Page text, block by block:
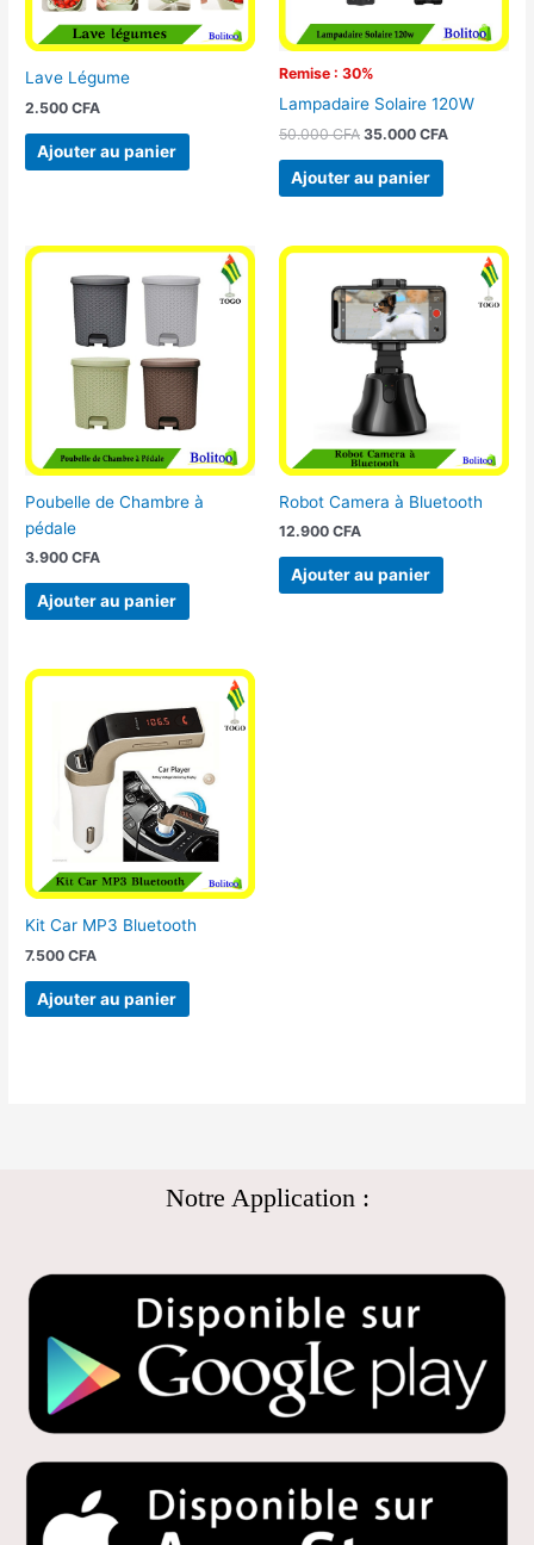
Lave Légume
2.500CFA
Ajouter au panier
Remise : 30%
Lampadaire Solaire 120W
50.000CFA 35.000 CFA
Ajouter au panier
Poubelle de Chambre à
pédale
3.900CFA
Ajouter au panier
Robot Camera à Bluetooth
12.900 CFA
Ajouter au panier
Kit Car MP3 Bluetooth
7.500CFA
Ajouter au panier
Notre Application :